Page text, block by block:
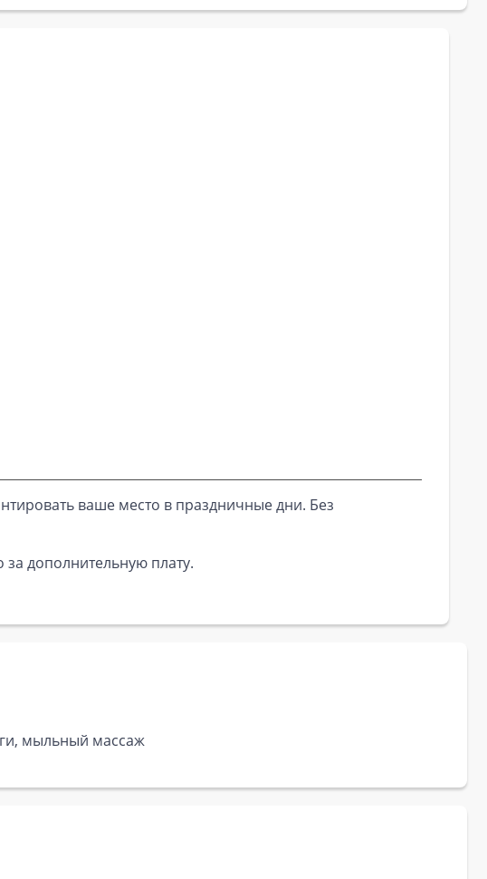
ваше место в праздничные дни. Без
дополнительную плату.
мыльный массаж